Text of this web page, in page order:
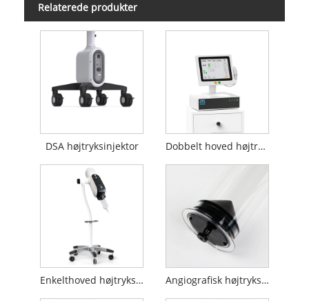
Relaterede produkter
DSA højtryksinjektor Dobbelt hoved højtryksinjektor
Enkelthoved højtryksinjektor Angiografisk højtrykssprøjte